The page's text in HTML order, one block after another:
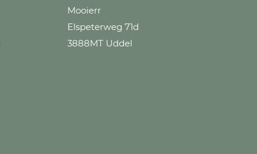
Mooierr
Elspeterweg 71d
3888MT Uddel